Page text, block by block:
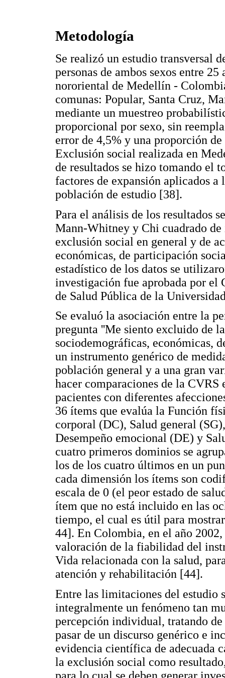
Metodología
Se realizó un estudio transversal
personas de ambos sexos entre
nororiental de Medellín -
comunas: Popular, Santa Cruz,
mediante un muestreo
proporcional por sexo, sin
error de 4,5% y una proporción
Exclusión social realizada en
de resultados se hizo tomando el
factores de expansión aplicados
población de estudio [38].
Para el análisis de los resultados
Mann-Whitney y Chi cuadrado
exclusión social en general y de
económicas, de participación
estadístico de los datos se
investigación fue aprobada por
de Salud Pública de la
Se evaluó la asociación entre la
pregunta ''Me siento excluido de
sociodemográficas, económicas,
un instrumento genérico de
población general y a una gran
hacer comparaciones de la
pacientes con diferentes
36 ítems que evalúa la Función
corporal (DC), Salud general
Desempeño emocional (DE) y
cuatro primeros dominios se
los de los cuatro últimos en un
cada dimensión los ítems son
escala de 0 (el peor estado de
ítem que no está incluido en las
tiempo, el cual es útil para
44]. En Colombia, en el año
valoración de la fiabilidad del
Vida relacionada con la salud,
atención y rehabilitación [44].
Entre las limitaciones del estudio
integralmente un fenómeno tan
percepción individual, tratando
pasar de un discurso genérico e
evidencia científica de adecuada
la exclusión social como